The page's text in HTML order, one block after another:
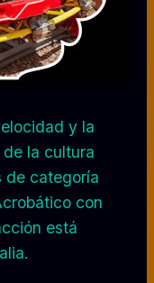
y la
la cultura
de categoría
con
está